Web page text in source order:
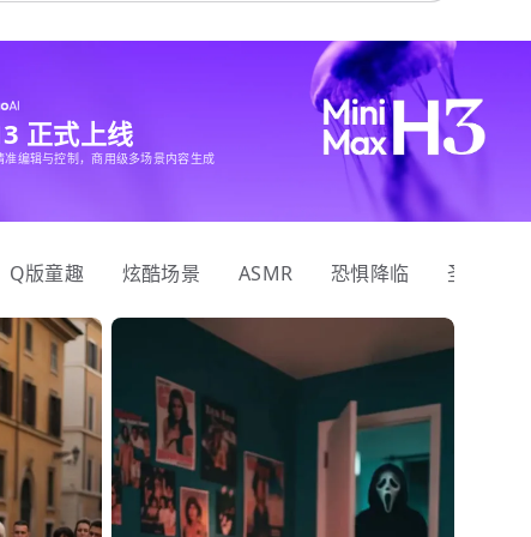
正式上线
编辑与控制，商用级多场景内容生成
Q版童趣 炫酷场景 ASMR 恐惧降临 圣诞狂欢